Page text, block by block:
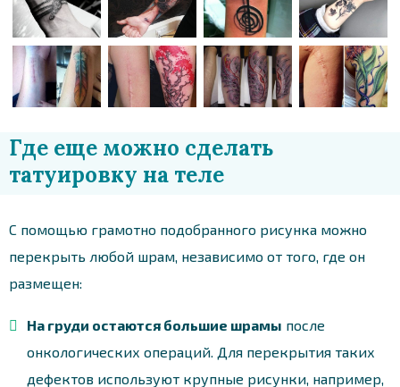
Где еще можно сделать
татуировку на теле
С помощью грамотно подобранного рисунка можно
перекрыть любой шрам, независимо от того, где он
размещен:
На груди остаются большие шрамы после
онкологических операций. Для перекрытия таких
дефектов используют крупные рисунки, например,